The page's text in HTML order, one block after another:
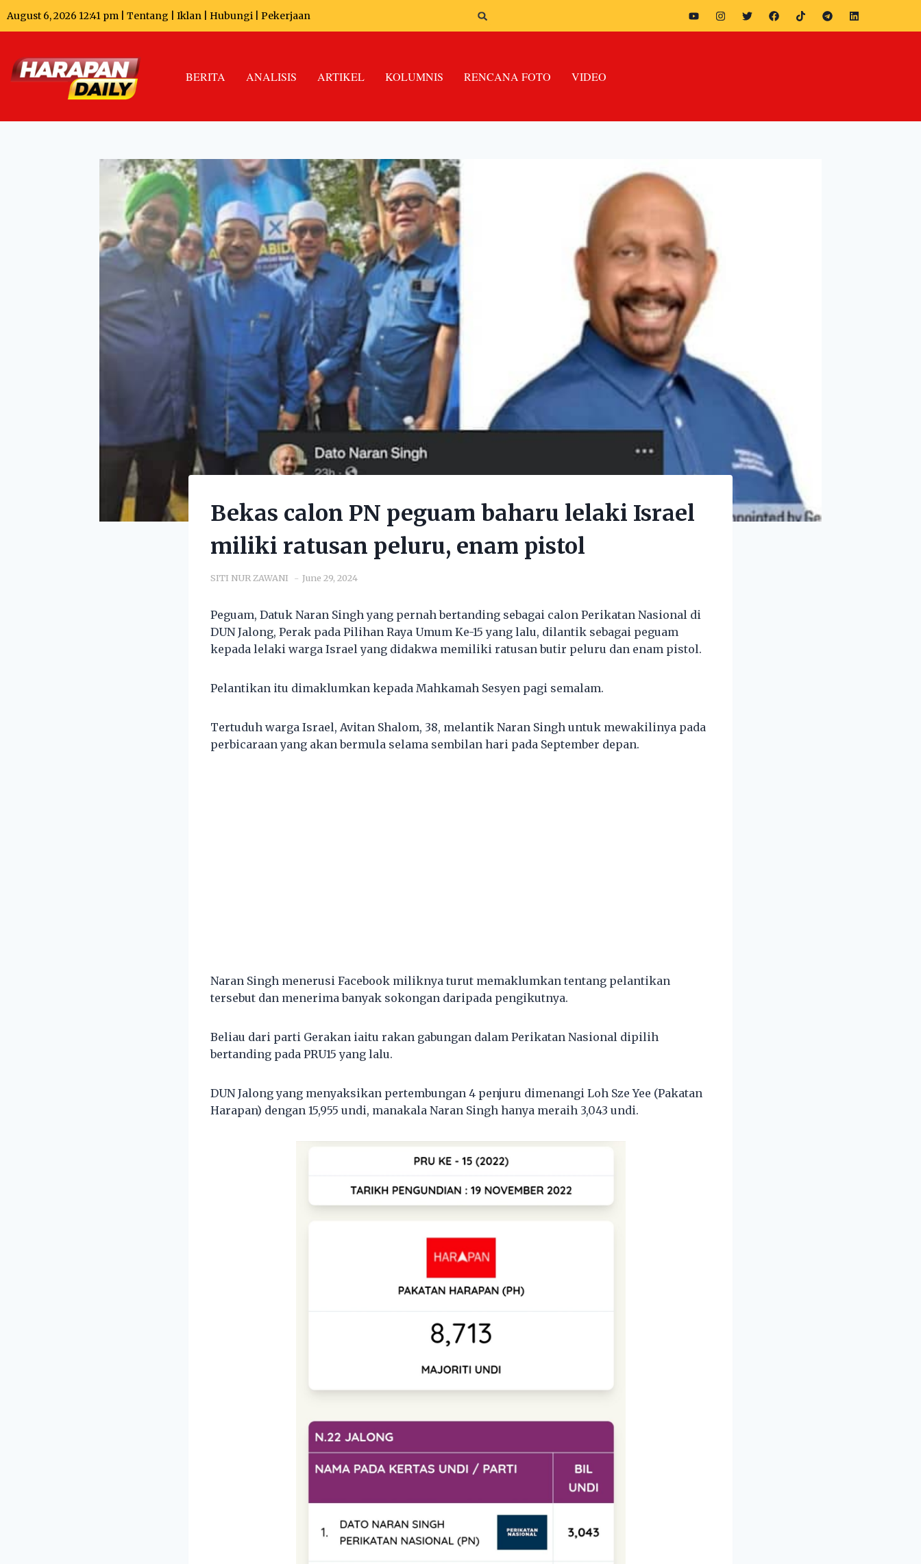
August 6, 2026 12:41 pm | Tentang Iklan Hubungi Pekerjaan
BERITA ANALISIS ARTIKEL KOLUMNIS RENCANA FOTO VIDEO
Bekas calon PN peguam baharu lelaki Israel
miliki ratusan peluru, enam pistol
SITI NUR ZAWANI June 29, 2024
Peguam, Datuk Naran Singh yang pernah bertanding sebagai calon Perikatan Nasional di
DUN Jalong, Perak pada Pilihan Raya Umum Ke-15 yang lalu, dilantik sebagai peguam
kepada lelaki warga Israel yang didakwa memiliki ratusan butir peluru dan enam pistol.
Pelantikan itu dimaklumkan kepada Mahkamah Sesyen pagi semalam.
Tertuduh warga Israel, Avitan Shalom, 38, melantik Naran Singh untuk mewakilinya pada
perbicaraan yang akan bermula selama sembilan hari pada September depan.
Naran Singh menerusi Facebook miliknya turut memaklumkan tentang pelantikan
tersebut dan menerima banyak sokongan daripada pengikutnya.
Beliau dari parti Gerakan iaitu rakan gabungan dalam Perikatan Nasional dipilih
bertanding pada PRU15 yang lalu.
DUN Jalong yang menyaksikan pertembungan 4 penjuru dimenangi Loh Sze Yee (Pakatan
Harapan) dengan 15,955 undi, manakala Naran Singh hanya meraih 3,043 undi.